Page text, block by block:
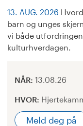
13. AUG. 2026
barn og unges
vi både
kulturhverdagen.
NÅR: 13.08.26
HVOR:
Meld deg på